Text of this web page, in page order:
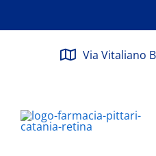
al
Via Vitaliano